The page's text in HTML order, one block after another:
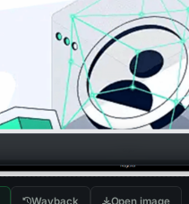
Wayback Open image